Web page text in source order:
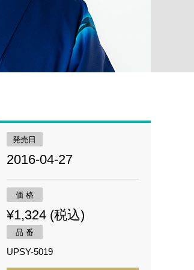
発売日
2016-04-27
価 格
¥1,324 (税込)
品 番
UPSY-5019